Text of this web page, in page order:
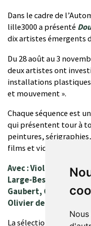
Dans le cadre de
lille3000 a présenté
dix artistes émergents
Du 28 août au 3
deux artistes ont
installations
et mouvement ».
Chaque séquence est
qui présentent tour à
peintures,
films et vidéo mapping.
Avec : Violaine
Large-Bessette,
Gaubert, Clara
Olivier de Carvalho,
La sélection des